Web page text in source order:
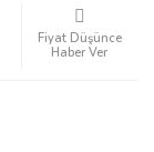
Fiyat Düşünce
Haber Ver